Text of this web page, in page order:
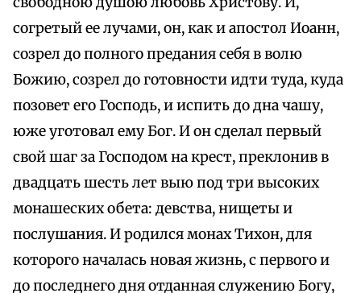
согретый ее лучами, он, как и апостол Иоанн,
созрел до полного предания себя в волю
Божию, созрел до готовности идти туда, куда
позовет его Господь, и испить до дна чашу,
юже уготовал ему Бог. И он сделал первый
свой шаг за Господом на крест, преклонив в
двадцать шесть лет выю под три высоких
монашеских обета: девства, нищеты и
послушания. И родился монах Тихон, для
которого началась новая жизнь, с первого и
до последнего дня отданная служению Богу,